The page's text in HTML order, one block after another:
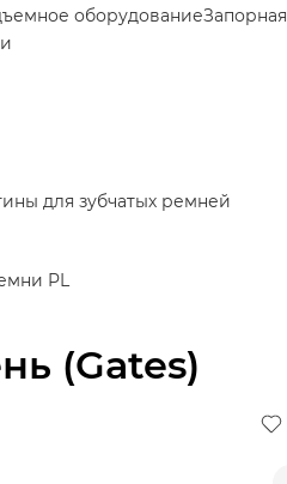
(Gates)
оборудованиеЗапорная
для зубчатых ремней
PL